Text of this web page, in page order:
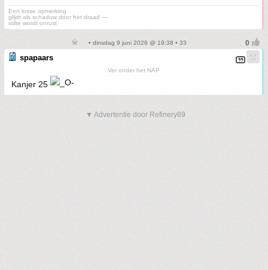
Een losse opmerking
glijdt als schaduw door het draad —
stilte wordt onrust
• dinsdag 9 juni 2026 @ 19:38 • 33
spapaars
Ver onder het NAP
Kanjer 25
▼ Advertentie door Refinery89